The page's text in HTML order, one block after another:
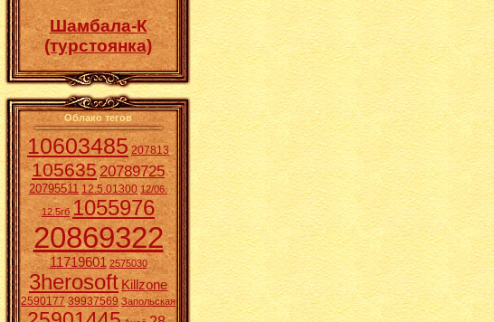
Шамбала-К
(турстоянка)
Облако тегов
10603485 207813
10563520789725
20795511 12.5.01300 12/06.
12.5гб 1055976
20869322
11719601 2575030
3herosoft Killzone
2590177 39937569 Запольская